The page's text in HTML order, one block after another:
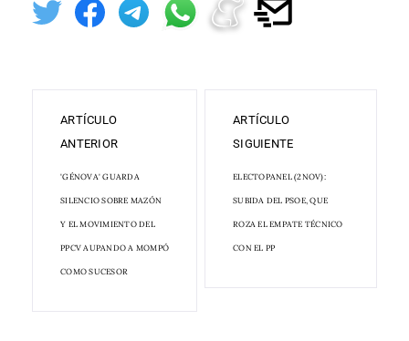
ARTÍCULO
ANTERIOR
'GÉNOVA' GUARDA
SILENCIO SOBRE MAZÓN
Y EL MOVIMIENTO DEL
PPCV AUPANDO A MOMPÓ
COMO SUCESOR
ARTÍCULO
SIGUIENTE
ELECTOPANEL (2NOV):
SUBIDA DEL PSOE, QUE
ROZA EL EMPATE TÉCNICO
CON EL PP